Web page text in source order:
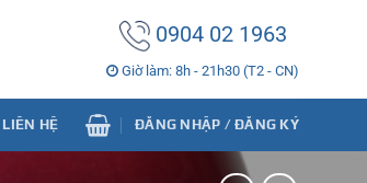
0904 02 1963
Giờ làm: 8h - 21h30 (T2 - CN)
LIÊN HỆ ĐĂNG NHẬP / ĐĂNG KÝ